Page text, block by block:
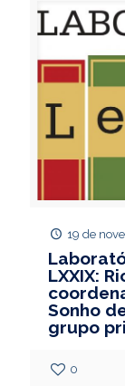
19 de
LXXIX:
Sonho
grupo
0